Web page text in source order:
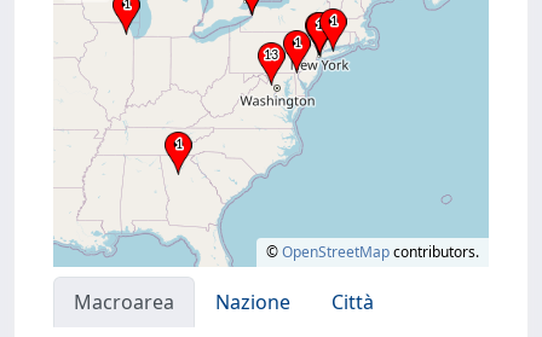
©OpenStreetMapcontributors.
Macroarea Nazione
Città